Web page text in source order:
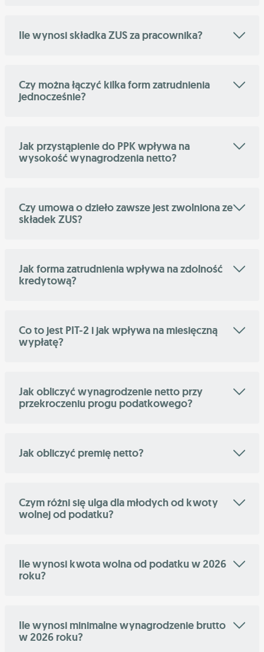
Ile wynosi składka ZUS za pracownika?
Czy można łączyć kilka form zatrudnienia
jednocześnie?
Jak przystąpienie do PPK wpływa na
wysokość wynagrodzenia netto?
Czy umowa o dzieło zawsze jest zwolniona ze
składek ZUS?
Jak forma zatrudnienia wpływa na zdolność
kredytową?
Co to jest PIT-2 i jak wpływa na miesięczną
wypłatę?
Jak obliczyć wynagrodzenie netto przy
przekroczeniu progu podatkowego?
Jak obliczyć premię netto?
Czym różni się ulga dla młodych od kwoty
wolnej od podatku?
Ile wynosi kwota wolna od podatku w 2026
roku?
Ile wynosi minimalne wynagrodzenie brutto
w 2026 roku?